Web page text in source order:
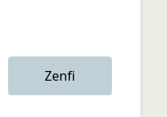
Zenfi